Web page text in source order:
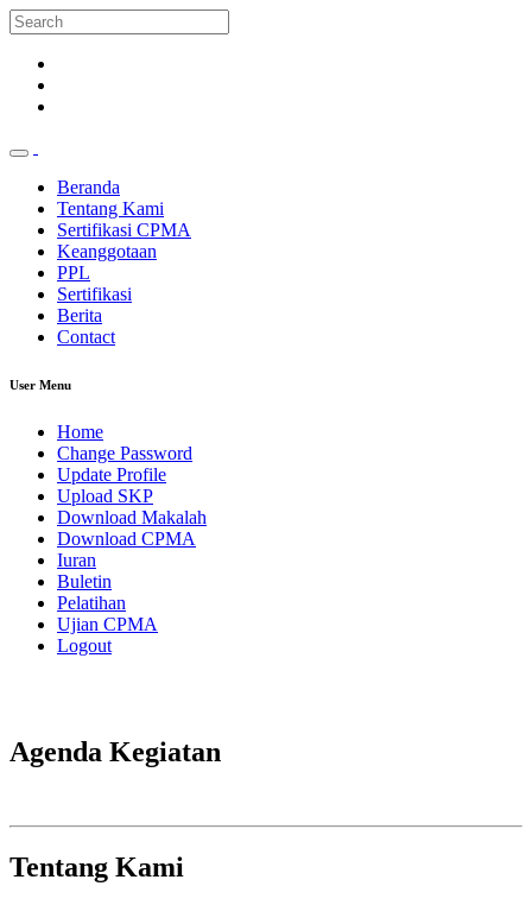
Beranda
Tentang Kami
Sertifikasi CPMA
Keanggotaan
PPL
Sertifikasi
Berita
Contact
User Menu
Home
Change Password
Update Profile
Upload SKP
Download Makalah
Download CPMA
Iuran
Buletin
Pelatihan
Ujian CPMA
Logout
Agenda Kegiatan
Tentang Kami